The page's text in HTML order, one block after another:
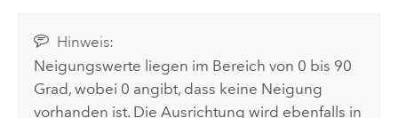
Hinweis:
Neigungswerte liegen im Bereich von 0 bis 90
Grad, wobei 0 angibt, dass keine Neigung
vorhanden ist. Die Ausrichtung wird ebenfalls in